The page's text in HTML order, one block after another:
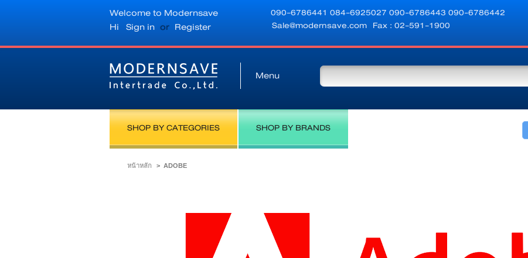
Welcome to Modernsave
Hi Sign in or Register
090-6786441084-6925027090-6786443090-6786442
Sale@modernsave.com Fax : 02-591-1900
Menu
SHOP BY CATEGORIES SHOP BY BRANDS
หน้าหลัก > ADOBE